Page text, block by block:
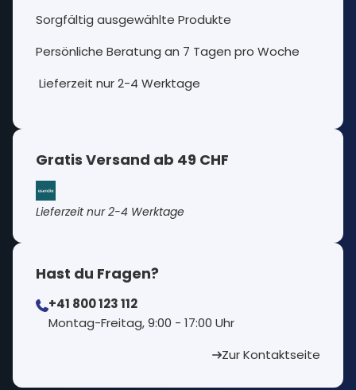
Sorgfältig ausgewählte Produkte
Persönliche Beratung an 7 Tagen pro Woche
Lieferzeit nur 2-4 Werktage
Gratis Versand ab 49 CHF
Lieferzeit nur 2-4 Werktage
Hast du Fragen?
+41 800 123 112
⁠Montag-Freitag, 9:00 - 17:00 Uhr
Zur Kontaktseite